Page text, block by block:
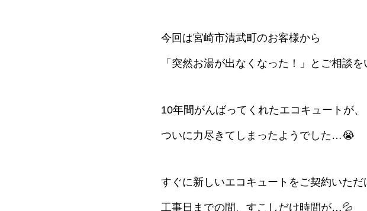
今回は宮崎市清武町のお客様から
「突然お湯が出なくなった！」とご相談を
10年間がんばってくれたエコキュートが、
ついに力尽きてしまったようでした…😭
すぐに新しいエコキュートをご契約いただ
工事日までの間、すこしだけ時間が…💦